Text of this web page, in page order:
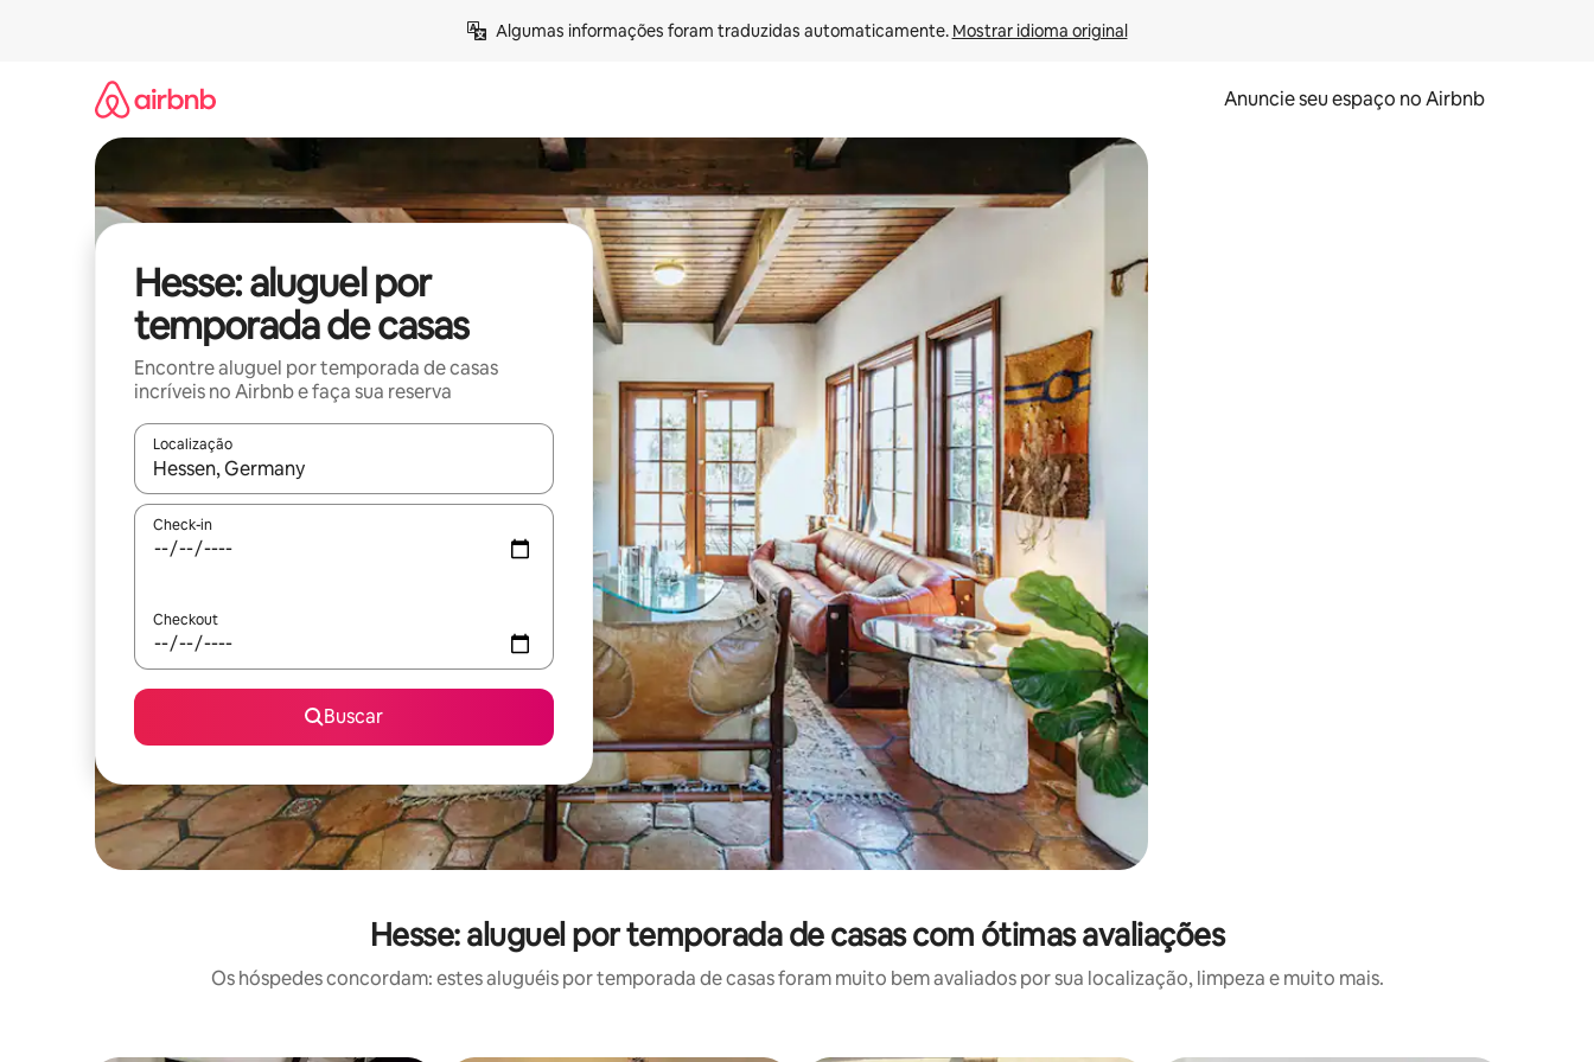
Algumas informações foram traduzidas automaticamente. Mostrar idioma original
Anuncie seu espaço no Airbnb
Hesse: aluguel por
temporada de casas
Encontre aluguel por temporada de casas
incríveis no Airbnb e faça sua reserva
Localização
Quando os resultados estiverem disponíveis, explore-os usando as seta para cima e para baixo do teclado ou tocando e deslizando o dedo na tela.
Check-in
Checkout
Buscar
Hesse: aluguel por temporada de casas com ótimas avaliações
Os hóspedes concordam: estes aluguéis por temporada de casas foram muito bem avaliados por sua localização, limpeza e muito mais.